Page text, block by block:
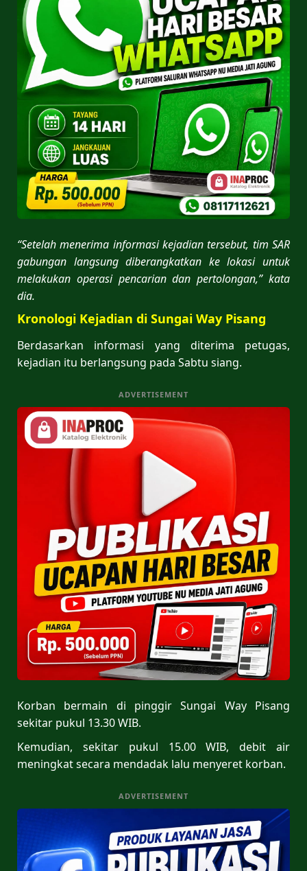
“Setelah menerima informasi kejadian tersebut, tim SAR
gabungan langsung diberangkatkan ke lokasi untuk
melakukan operasi pencarian dan pertolongan,” kata
dia.
Kronologi Kejadian di Sungai Way Pisang
Berdasarkan informasi yang diterima petugas,
kejadian itu berlangsung pada Sabtu siang.
ADVERTISEMENT
Korban bermain di pinggir Sungai Way Pisang
sekitar pukul 13.30 WIB.
Kemudian, sekitar pukul 15.00 WIB, debit air
meningkat secara mendadak lalu menyeret korban.
ADVERTISEMENT